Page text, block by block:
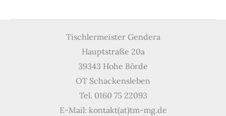
Kleiderschrank
Tischlermeister Gendera
Hauptstraße 20a
39343 Hohe Börde
OT Schackensleben
Tel. 0160 75 22093
E-Mail: kontakt(at)tm-mg.de